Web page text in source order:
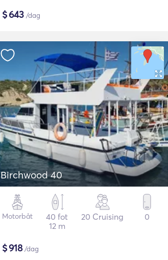
$643 /dag
Birchwood 40
Motorbåt
40 fot
12 m
20 Cruising 0
$918/dag